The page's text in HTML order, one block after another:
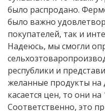
было распродано.
было важно
покупателей, так и
Надеюсь, мы смогли
республики и
желанные продукты
касается цен, то они
Соответственно, это